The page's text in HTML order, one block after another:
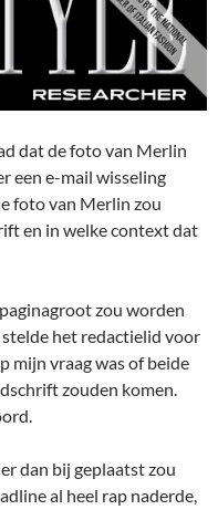
dat de foto van Merlin
een e-mail wisseling
foto van Merlin zou
en in welke context dat
zou worden
het redactielid voor
mijn vraag was of beide
zouden komen.
dan bij geplaatst zou
al heel rap naderde,